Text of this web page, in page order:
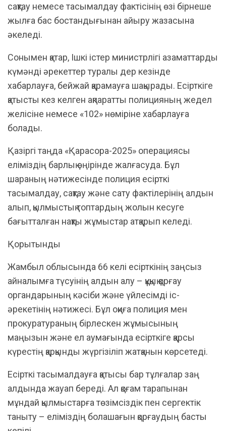
сақтау немесе тасымалдау фактісінің өзі бірнеше
жылға бас бостандығынан айыру жазасына
әкеледі.
Сонымен қатар, Ішкі істер министрлігі азаматтарды
күмәнді әрекеттер туралы дер кезінде
хабарлауға, бейжай қарамауға шақырады. Есірткіге
қатысты кез келген ақпаратты полицияның жедел
желісіне немесе «102» нөміріне хабарлауға
болады.
Қазіргі таңда «Қарасора-2025» операциясы
еліміздің барлық өңірінде жалғасуда. Бұл
шараның нәтижесінде полиция есірткі
тасымалдау, сақтау және сату фактілерінің алдын
алып, қылмыстық топтардың жолын кесуге
бағытталған нақты жұмыстар атқарып келеді.
Қорытынды
Жамбыл облысында 66 келі есірткінің заңсыз
айналымға түсуінің алдын алу – құқық қорғау
органдарының кәсіби және үйлесімді іс-
әрекетінің нәтижесі. Бұл оқиға полиция мен
прокуратураның бірлескен жұмысының
маңызын және ел аумағында есірткіге қарсы
күрестің қарқынды жүргізіліп жатқанын көрсетеді.
Есірткі тасымалдауға қатысы бар тұлғалар заң
алдында жауап береді. Ал қоғам тарапынан
мұндай қылмыстарға төзімсіздік пен сергектік
таныту – еліміздің болашағын қорғаудың басты